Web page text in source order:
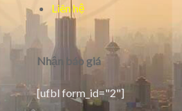
Liên hệ
Nhận báo giá
[ufbl form_id="2"]